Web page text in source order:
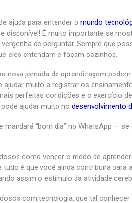
ajuda para entender o mundo
disponível! É muito importante se
de perguntar. Sempre que
eles entendam e façam sozinhos.
nova jornada de aprendizagem
muito a registrar os
perfeitas condições e o exercício
ajudar muito no desenvolvimento
“bom dia” no WhatsApp — se
como vencer o medo de
é que você ainda contribuirá para
assim o estímulo da atividade
com tecnologia, que tal conhecer